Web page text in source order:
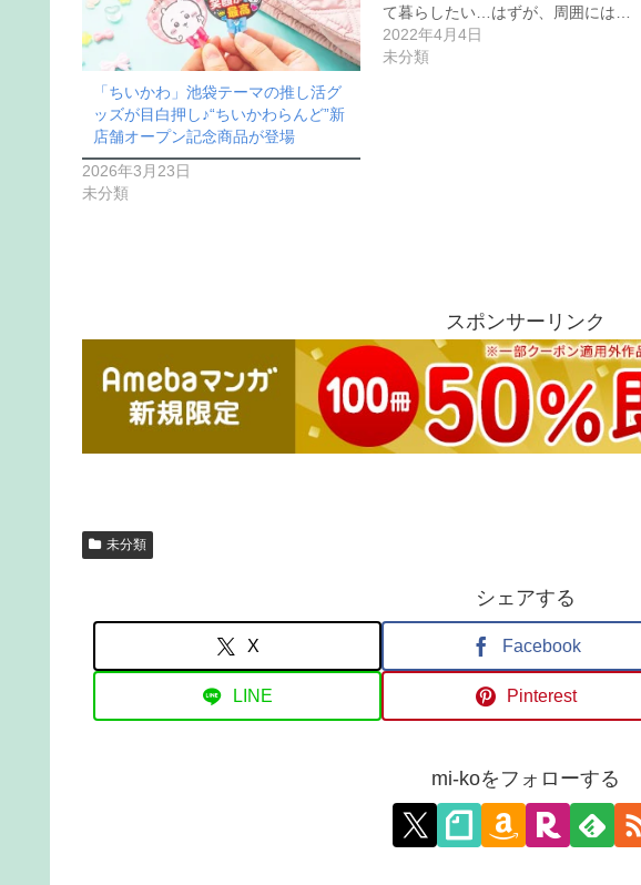
「ちいかわ」池袋テーマの推し活グ
ッズが目白押し♪“ちいかわらんど”新
店舗オープン記念商品が登場
2026年3月23日
未分類
て暮らしたい…はずが、周囲には…
2022年4月4日
未分類
スポンサーリンク
未分類
シェアする
X Facebook
LINE Pinterest
mi-koをフォローする